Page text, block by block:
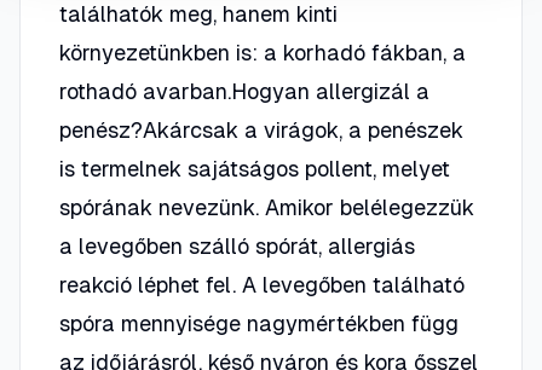
találhatók meg, hanem kinti
környezetünkben is: a korhadó fákban, a
rothadó avarban.Hogyan allergizál a
penész?Akárcsak a virágok, a penészek
is termelnek sajátságos pollent, melyet
spórának nevezünk. Amikor belélegezzük
a levegőben szálló spórát, allergiás
reakció léphet fel. A levegőben található
spóra mennyisége nagymértékben függ
az időjárásról, késő nyáron és kora ősszel